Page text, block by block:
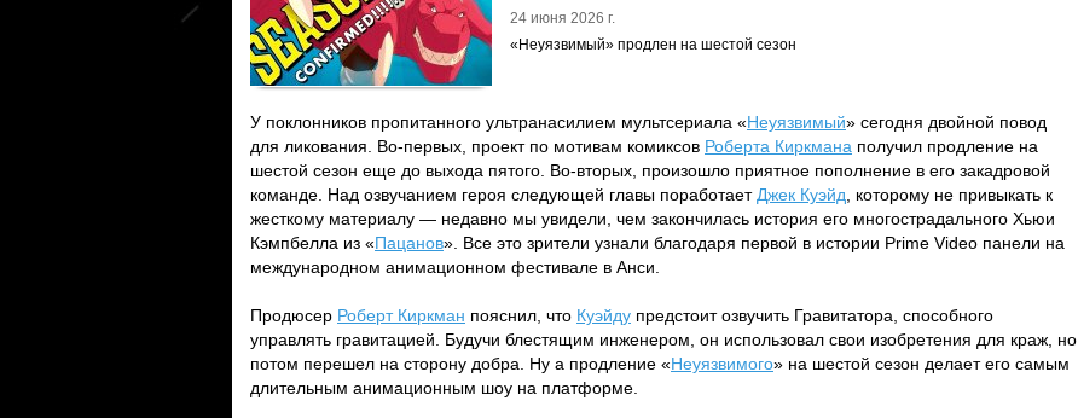
24 июня 2026 г.
«Неуязвимый» продлен на шестой сезон
У поклонников пропитанного ультранасилием мультсериала «Неуязвимый» сегодня двойной повод
для ликования. Во-первых, проект по мотивам комиксов Роберта Киркмана получил продление на
шестой сезон еще до выхода пятого. Во-вторых, произошло приятное пополнение в его закадровой
команде. Над озвучанием героя следующей главы поработает Джек Куэйд , которому не привыкать к
жесткому материалу — недавно мы увидели, чем закончилась история его многострадального Хьюи
Кэмпбелла из «Пацанов». Все это зрители узнали благодаря первой в истории Prime Video панели на
международном анимационном фестивале в Анси.
Продюсер Роберт Киркман пояснил, что Куэйду предстоит озвучить Гравитатора, способного
управлять гравитацией. Будучи блестящим инженером, он использовал свои изобретения для краж, но
потом перешел на сторону добра. Ну а продление «Неуязвимого» на шестой сезон делает его самым
длительным анимационным шоу на платформе.